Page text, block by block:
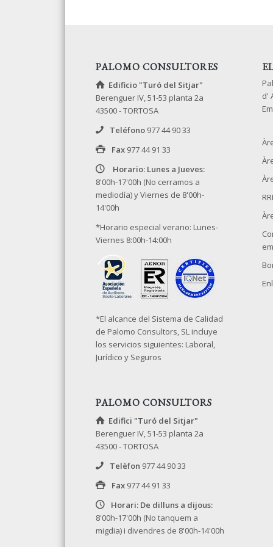
PALOMO CONSULTORES
Edificio "Turó del Sitjar"
Berenguer IV, 51-53 planta 2a
43500 - TORTOSA
Teléfono977 44 90 33
Fax977 44 91 33
Horario: Lunes a Jueves:
8'00h-17'00h (No cerramos a
mediodía) y Viernes de 8'00h-
14'00h
*Horario especial verano: Lunes-
Viernes 8:00h-14:00h
*El alcance del Sistema de Calidad
de Palomo Consultors, SL incluye
los servicios siguientes: Laboral,
Jurídico y Seguros
PALOMO CONSULTORS
Edifici "Turó del Sitjar"
Berenguer IV, 51-53 planta 2a
43500 - TORTOSA
Telèfon 977 44 90 33
Fax977 44 91 33
Horari: De dilluns a dijous:
8'00h-17'00h (No tanquem a
migdia) i divendres de 8'00h-14'00h
d'